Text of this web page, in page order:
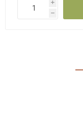
i
h